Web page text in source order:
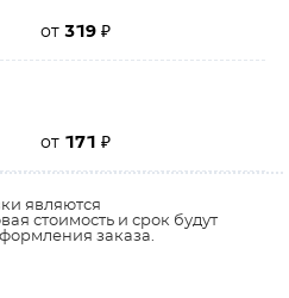
от 319 ₽
от 171 ₽
являются
стоимость и срок будут
заказа.